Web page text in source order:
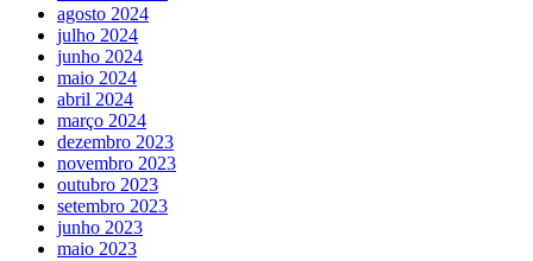
agosto 2024
julho 2024
junho 2024
maio 2024
abril 2024
março 2024
dezembro 2023
novembro 2023
outubro 2023
setembro 2023
junho 2023
maio 2023